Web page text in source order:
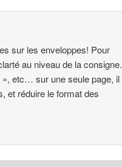
sur les enveloppes! Pour
au niveau de la consigne.
», etc… sur une seule page, il
et réduire le format des